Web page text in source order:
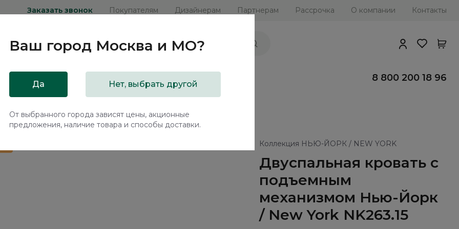
Заказать звонок Покупателям Дизайнерам Партнерам Рассрочка О компании Контакты
Распродажа 8 800 200 18 96
механизмом Нью-Йорк / New York NK263.15
Коллекция НЬЮ-ЙОРК / NEW YORK
Двуспальная кровать с
подъемным
механизмом Нью-Йорк
/ New York NK263.15
Ваш город Москва и МО?
Да Нет, выбрать другой
От выбранного города зависят цены, акционные
предложения, наличие товара и способы доставки.